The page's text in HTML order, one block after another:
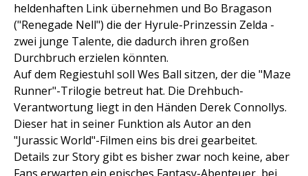
heldenhaften Link übernehmen und Bo Bragason
("Renegade Nell") die der Hyrule-Prinzessin Zelda -
zwei junge Talente, die dadurch ihren großen
Durchbruch erzielen könnten.
Auf dem Regiestuhl soll Wes Ball sitzen, der die "Maze
Runner"-Trilogie betreut hat. Die Drehbuch-
Verantwortung liegt in den Händen Derek Connollys.
Dieser hat in seiner Funktion als Autor an den
"Jurassic World"-Filmen eins bis drei gearbeitet.
Details zur Story gibt es bisher zwar noch keine, aber